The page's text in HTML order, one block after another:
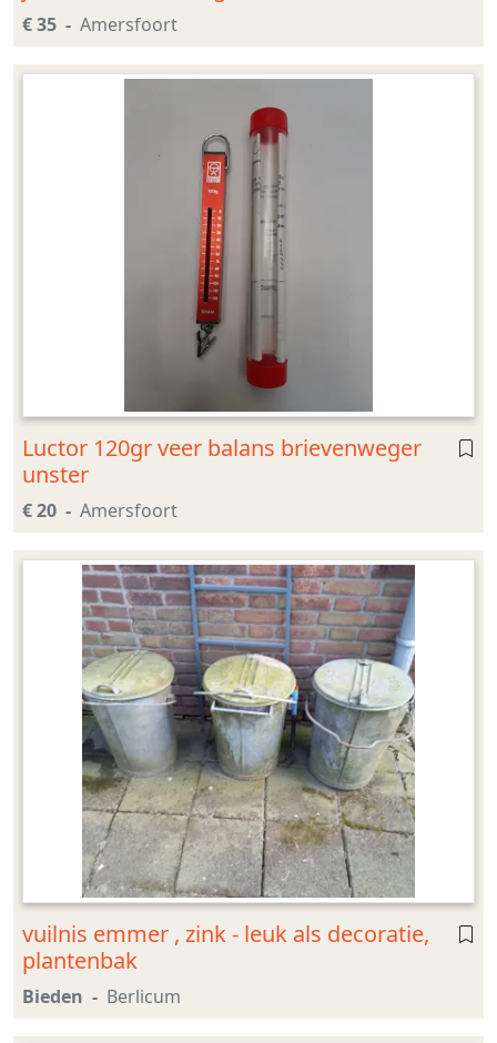
€ 35 Amersfoort
Luctor 120gr veer balans brievenweger
unster
€ 20 Amersfoort
vuilnis emmer , zink - leuk als decoratie,
plantenbak
Bieden Berlicum